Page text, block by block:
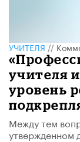
УЧИТЕЛЯ//
учителя
уровень
Между тем
утвержденном